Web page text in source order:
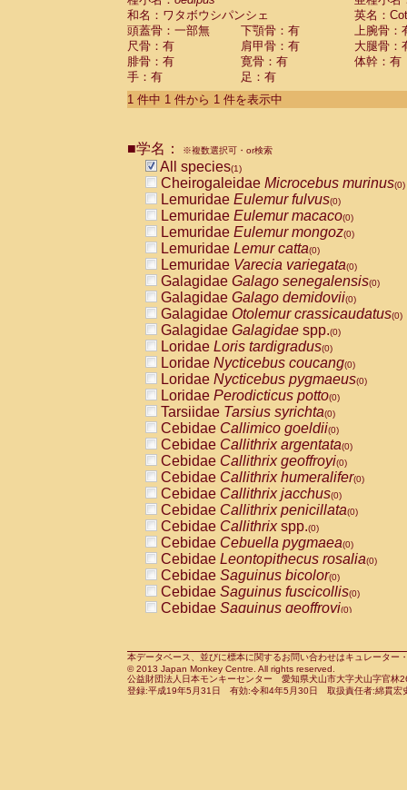
CebidaeSaguinus nigricollis (0)
Cebidae Saguinus oedipus
Cebidae Saguinus weddelli
Cebidae Saguinusspp.
Cebidae Aotus trivirgatus
Cebidae Cebus albifrons
CebidaeCebus nigrivittatus
CebidaeCebus
CebidaeSaimiri boliviensis(0)
CebidaeSaimiri sciureus(0)
AtelidaeAlouatta caraya(0)
AtelidaeAlouatta fusca(0)
AtelidaeAlouatta seniculus
AtelidaeAlouattaspp.(0)
AtelidaeAteles belzebuth(0)
AtelidaeAteles geoffroyi(0)
AtelidaeAteles paniscus(0)
AtelidaeAtelesspp.(0)
Atelidae Lagothrix lagothricha
AtelidaeLagothrix lagothricha cana
PitheciidaeCacajao calvus
PitheciidaeCallicebus cupreus
PitheciidaeCallicebus donacophilus
PitheciidaeCallicebus moloch
PitheciidaeCallicebus torquatus
PitheciidaeCallicebusspp.(0)
PitheciidaeChiropotes satanas(0)
PitheciidaePithecia monachus
PitheciidaePithecia pithecia(0)
CercopithecidaeCercocebus agilis
CercopithecidaeCercocebus
CercopithecidaeCercocebus
CercopithecidaeCercocebus
CercopithecidaeCercocebus
CercopithecidaeCercocebushybrid
CercopithecidaePapio anubis(0)
CercopithecidaePapio cynocephalus
CercopithecidaePapio hamadryas(0)
和名：ワタボウシパンシェ
英名：
頭蓋骨：一部無
下顎骨：有
上腕骨：
尺骨：有
肩甲骨：有
大腿骨：
腓骨：有
寛骨：有
体幹：有
手：有
足：有
1 件中 1 件から 1 件を表示中
■学名： ※複数選択可・or検索
All species(1)
Cheirogaleidae Microcebus murinus(0)
Lemuridae Eulemur fulvus(0)
Lemuridae Eulemur macaco(0)
Lemuridae Eulemur mongoz(0)
Lemuridae Lemur catta(0)
Lemuridae Varecia variegata(0)
Galagidae Galago senegalensis(0)
Galagidae Galago demidovii(0)
Galagidae Otolemur crassicaudatus(0)
Galagidae Galagidae spp.(0)
Loridae Loris tardigradus(0)
Loridae Nycticebus coucang(0)
Loridae Nycticebus pygmaeus(0)
Loridae Perodicticus potto(0)
Tarsiidae Tarsius syrichta(0)
Cebidae Callimico goeldii(0)
Cebidae Callithrix argentata(0)
Cebidae Callithrix geoffroyi(0)
Cebidae Callithrix humeralifer(0)
Cebidae Callithrix jacchus(0)
Cebidae Callithrix penicillata(0)
Cebidae Callithrixspp.(0)
Cebidae Cebuella pygmaea(0)
Cebidae Leontopithecus rosalia(0)
Cebidae Saguinus bicolor(0)
Cebidae Saguinus fuscicollis(0)
Cebidae Saguinus geoffroyi(0)
CebidaeSaguinus leucopus(0)
CebidaeSaguinus midas(0)
Cebidae Saguinus mystax(0)
本データベース、並びに標本に関するお問い合わせはキュレータ
© 2013 Japan Monkey Centre. All rights reserved.
公益財団法人日本モンキーセンター 愛知県犬山市大字犬山字官
登録:平成19年5月31日 有効:令和4年5月30日 取扱責任者:綿貫宏